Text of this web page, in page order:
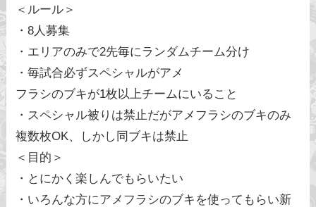
＜ルール＞
・8人募集
・エリアのみで2先毎にランダムチーム分け
・毎試合必ずスペシャルがアメ
フラシのブキが1枚以上チームにいること
・スペシャル被りは禁止だがアメフラシのブキのみ
複数枚OK、しかし同ブキは禁止
＜目的＞
・とにかく楽しんでもらいたい
・いろんな方にアメフラシのブキを使ってもらい新